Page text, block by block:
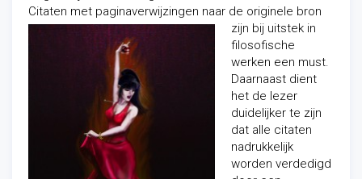
Citaten met paginaverwijzingen naar de originele bron
zijn bij uitstek in
filosofische
werken een must.
Daarnaast dient
het de lezer
duidelijker te zijn
dat alle citaten
nadrukkelijk
worden verdedigd